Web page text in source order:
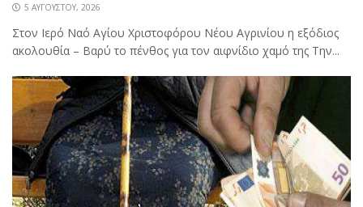
5 ΑΥΓΟΎΣΤΟΥ, 2026
Στον Ιερό Ναό Αγίου Χριστοφόρου Νέου Αγρινίου η εξόδιος
ακολουθία – Βαρύ το πένθος για τον αιφνίδιο χαμό της Την...